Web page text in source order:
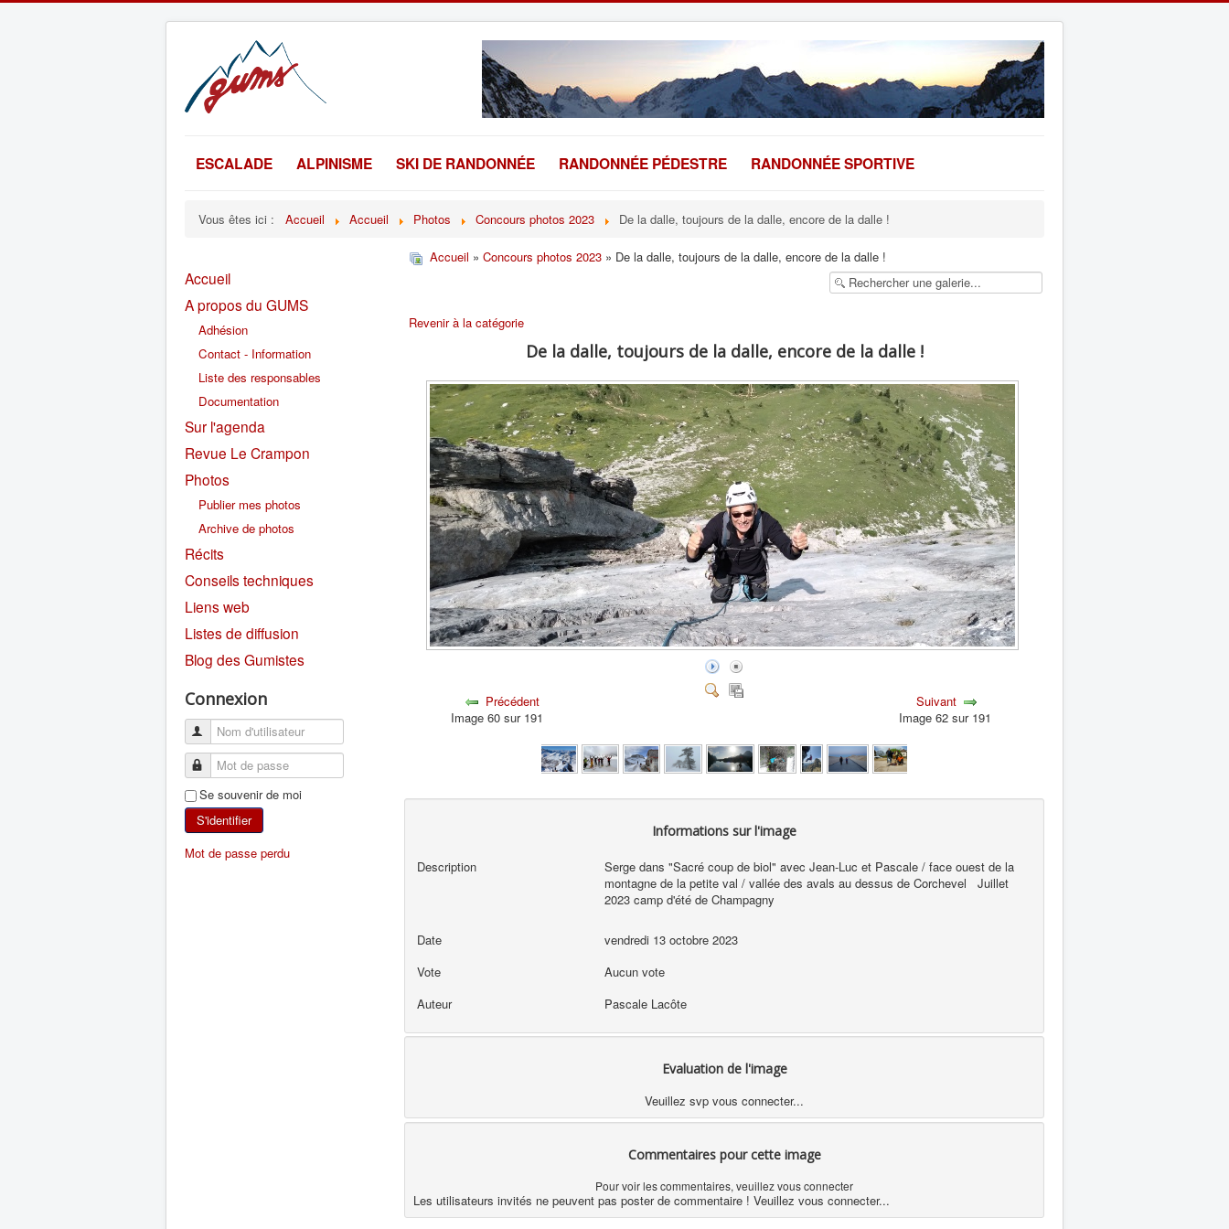
ESCALADE ALPINISME SKI DE RANDONNÉE RANDONNÉE PÉDESTRE RANDONNÉE SPORTIVE
Vous êtes ici : Accueil Accueil Photos Concours photos 2023 De la dalle, toujours de la dalle, encore de la dalle !
Accueil
A propos du GUMS
Adhésion
Contact - Information
Liste des responsables
Documentation
Sur l'agenda
Revue Le Crampon
Photos
Publier mes photos
Archive de photos
Récits
Conseils techniques
Liens web
Listes de diffusion
Blog des Gumistes
Connexion
Se souvenir de moi
S'identifier
Mot de passe perdu
Accueil » Concours photos 2023 » De la dalle, toujours de la dalle, encore de la dalle !
Revenir à la catégorie
De la dalle, toujours de la dalle, encore de la dalle !
Précédent
Image 60 sur 191
Suivant
Image 62 sur 191
Informations sur l'image
Description
Serge dans "Sacré coup de biol" avec Jean-Luc et Pascale / face ouest de la
montagne de la petite val / vallée des avals au dessus de Corchevel Juillet
2023 camp d'été de Champagny
Date
vendredi 13 octobre 2023
Vote
Aucun vote
Auteur
Pascale Lacôte
Evaluation de l'image
Veuillez svp vous connecter...
Commentaires pour cette image
Pour voir les commentaires, veuillez vous connecter
Les utilisateurs invités ne peuvent pas poster de commentaire ! Veuillez vous connecter...